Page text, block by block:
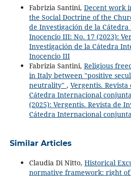
Fabrizia Santini, Decent work
the Social Doctrine of the
de Investigación de la
Inocencio III: No. 17 (2023):
Investigación de la Cátedra
Inocencio III
Fabrizia Santini, Religious
in Italy between "positive
neutrality" , Vergentis.
Cátedra Internacional
(2025): Vergentis. Revista de
Cátedra Internacional
Similar Articles
Claudia Di Nitto, Historical
normative framework: right of